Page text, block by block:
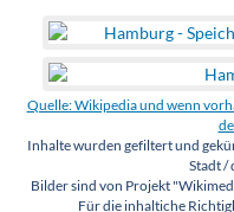
Quelle: Wikipedia und wenn
Inhalte wurden gefiltert und
Stadt /
Bilder sind von Projekt
Für die inhaltiche